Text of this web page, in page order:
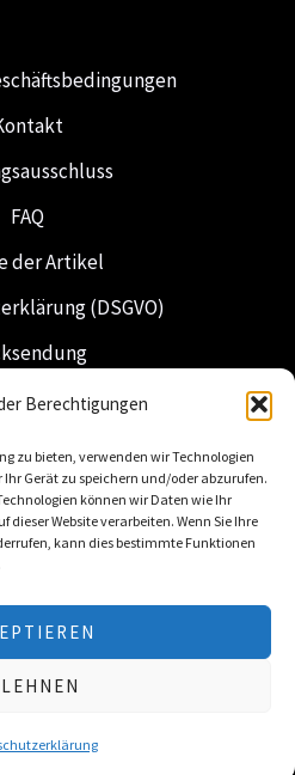
Berechtigungen
zu bieten, verwenden wir Technologien
Gerät zu speichern und/oder abzurufen.
können wir Daten wie Ihr
Website verarbeiten. Wenn Sie Ihre
kann dies bestimmte Funktionen
FAQ
der Artikel
(DSGVO)
& Lieferung
Insignien
Store – Freimaurer-Shop.